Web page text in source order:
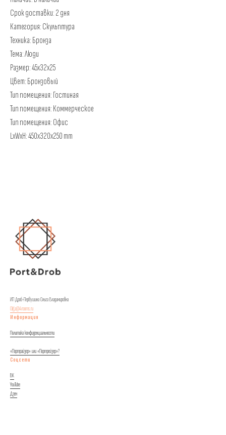
Срок доставки: 2 дня
Категория: Скульптура
Техника: Бронза
Тема: Люди
Размер: 45х32х25
Цвет: Бронзовый
Тип помещения: Гостиная
Тип помещения: Коммерческое
Тип помещения: Офис
LxWxH: 450x320x250 mm
ИП Дроб-Первушина Ольга Владимировна
Olga@4rooms.ru
Информация
Политика конфиденциальности
«Портрайзер» или «Портрейзер»?
Соцсети
ВК
YouTube
Дзен